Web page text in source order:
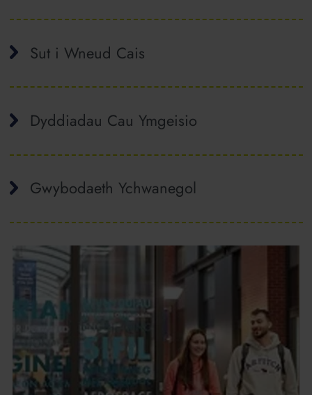
Sut i Wneud Cais
Dyddiadau Cau Ymgeisio
Gwybodaeth Ychwanegol